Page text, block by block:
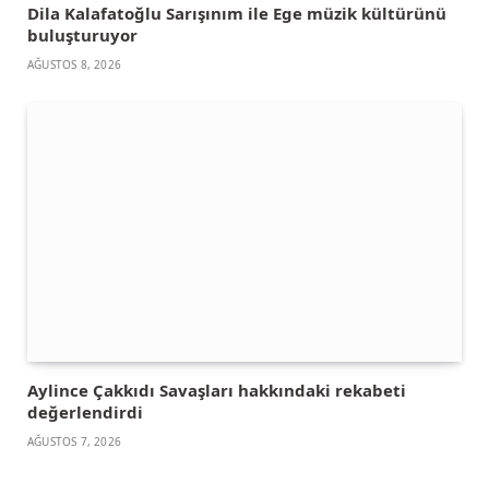
Dila Kalafatoğlu Sarışınım ile Ege müzik kültürünü
buluşturuyor
AĞUSTOS 8, 2026
Aylince Çakkıdı Savaşları hakkındaki rekabeti
değerlendirdi
AĞUSTOS 7, 2026